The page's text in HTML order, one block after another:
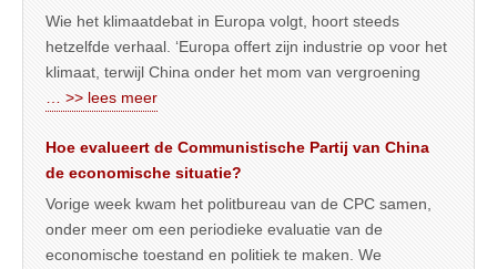
Wie het klimaatdebat in Europa volgt, hoort steeds
hetzelfde verhaal. ‘Europa offert zijn industrie op voor het
klimaat, terwijl China onder het mom van vergroening
… >> lees meer
Hoe evalueert de Communistische Partij van China
de economische situatie?
Vorige week kwam het politbureau van de CPC samen,
onder meer om een periodieke evaluatie van de
economische toestand en politiek te maken. We